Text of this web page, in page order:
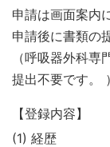
申請は画面案内
申請後に書類の
（呼吸器外科
提出不要です。 ）
【登録内容】
(1) 経歴